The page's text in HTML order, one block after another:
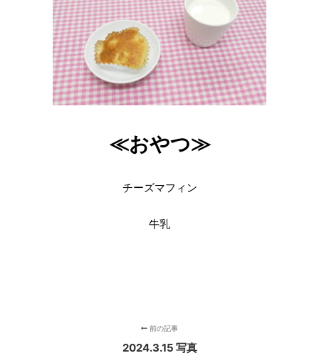
≪おやつ≫
チーズマフィン
牛乳
前の記事
2024.3.15 写真